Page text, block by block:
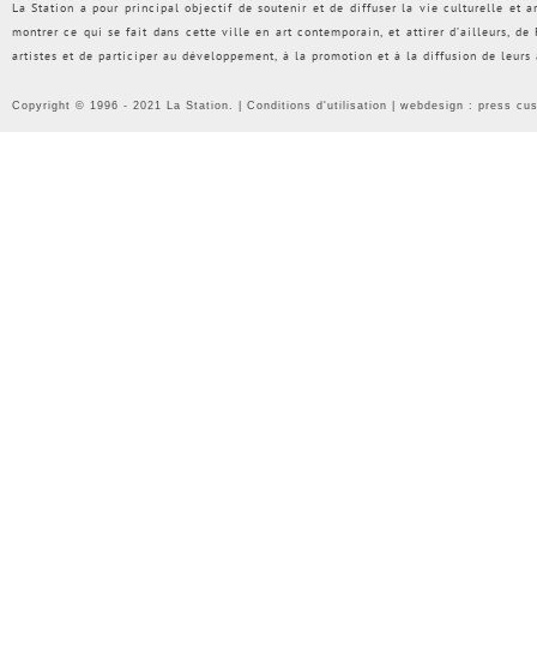
La Station a pour principal objectif de soutenir et de diffuser la vie culturelle et
montrer ce qui se fait dans cette ville en art contemporain, et attirer d’ailleurs, de
artistes et de participer au développement, à la promotion et à la diffusion de
Copyright © 1996 - 2021 La Station. | Conditions d'utilisation | webdesign : press